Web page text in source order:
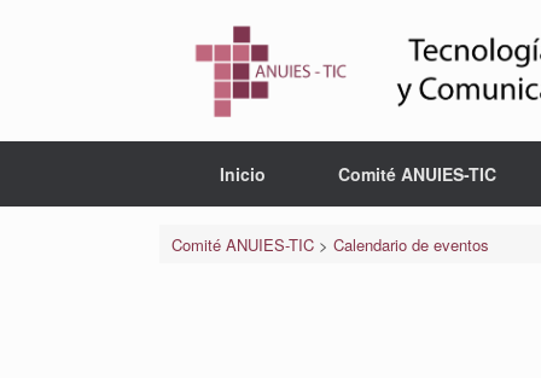
Inicio Comité ANUIES-TIC
Comité ANUIES-TIC> Calendario de eventos